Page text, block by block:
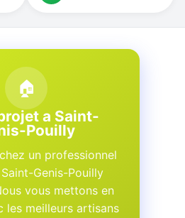
🏠
a Saint-
Pouilly
un professionnel
Genis-Pouilly
vous mettons en
les meilleurs artisans